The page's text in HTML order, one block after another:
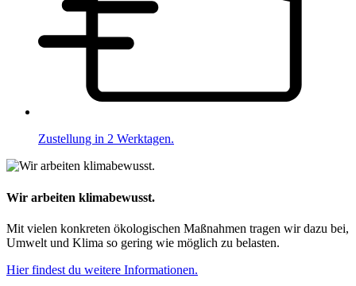
Zustellung in 2 Werktagen.
Wir arbeiten klimabewusst.
Mit vielen konkreten ökologischen Maßnahmen tragen wir dazu bei,
Umwelt und Klima so gering wie möglich zu belasten.
Hier findest du weitere Informationen.